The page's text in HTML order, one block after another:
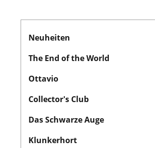
Neuheiten
The End of the World
Ottavio
Collector's Club
Das Schwarze Auge
Klunkerhort